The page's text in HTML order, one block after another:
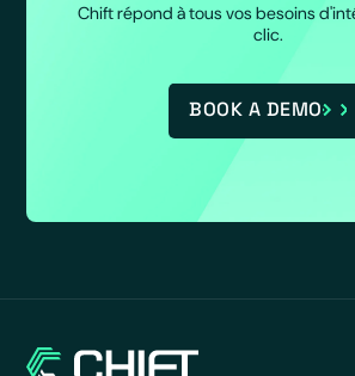
Chift répond à tous vos besoins
clic.
BOOK A DEMO